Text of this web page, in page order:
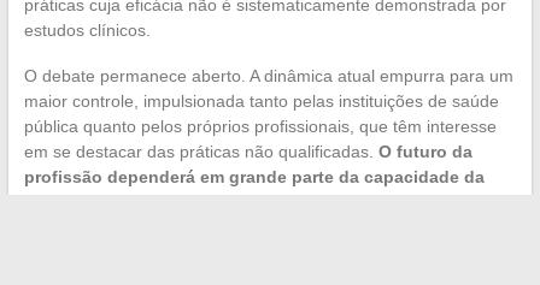
práticas cuja eficácia não é sistematicamente demonstrada por
estudos clínicos.
O debate permanece aberto. A dinâmica atual empurra para um
maior controle, impulsionada tanto pelas instituições de saúde
pública quanto pelos próprios profissionais, que têm interesse
em se destacar das práticas não qualificadas. O futuro da
profissão dependerá em grande parte da capacidade da